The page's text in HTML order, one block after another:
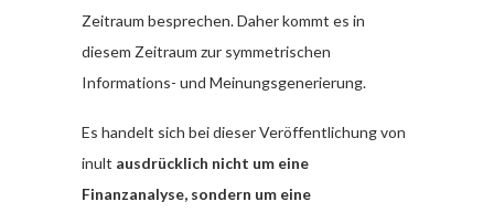
Zeitraum besprechen. Daher kommt es in
diesem Zeitraum zur symmetrischen
Informations- und Meinungsgenerierung.
Es handelt sich bei dieser Veröffentlichung von
inult ausdrücklich nicht um eine
Finanzanalyse, sondern um eine